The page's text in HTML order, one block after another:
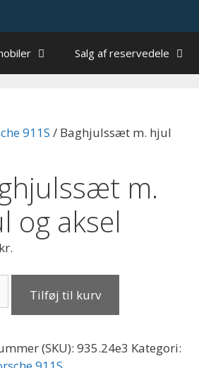
Salg af reservedele
911S / Baghjulssæt m. hjul
m.
og aksel
kr.
Tilføj til kurv
(SKU): 935.24e3 Kategori: